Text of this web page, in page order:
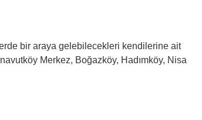
bir araya gelebilecekleri kendilerine ait
Merkez, Boğazköy, Hadımköy, Nisa